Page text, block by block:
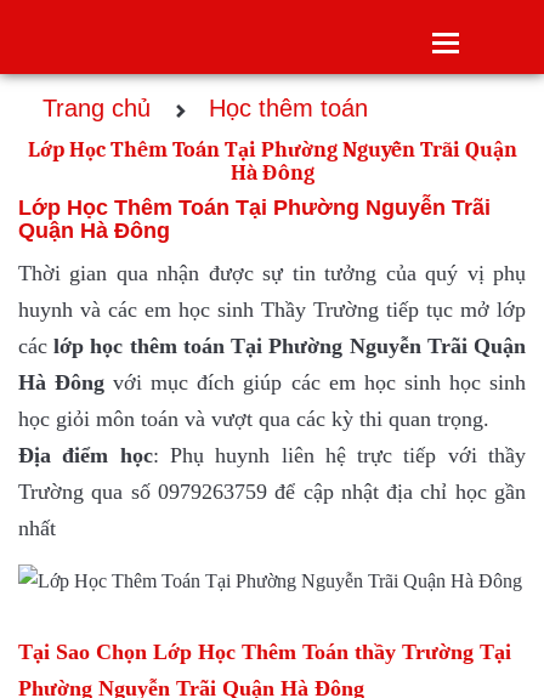
Toggle
Trang chủ
Học thêm toán
Lớp Học Thêm Toán Tại Phường Nguyễn Trãi Quận
Hà Đông
Lớp Học Thêm Toán Tại Phường Nguyễn Trãi
Quận Hà Đông
Thời gian qua nhận được sự tin tưởng của quý vị phụ
huynh và các em học sinh Thầy Trường tiếp tục mở lớp
cáclớphọc thêm toán Tại Phường Nguyễn Trãi Quận
Hà Đôngvới mục đích giúp các em học sinh học sinh
học giỏi môn toán và vượt qua các kỳ thi quan trọng.
Địa điểm học: Phụ huynh liên hệ trực tiếp với thầy
Trường qua số 0979263759 để cập nhật địa chỉ học gần
nhất
Tại Sao Chọn Lớp Học Thêm Toán thầy Trường Tại
Phường Nguyễn Trãi Quận Hà Đông